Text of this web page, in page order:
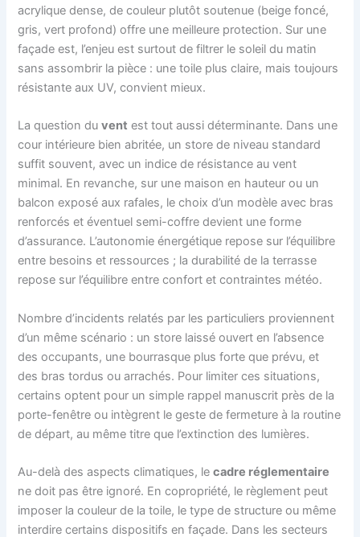
acrylique dense, de couleur plutôt soutenue (beige foncé,
gris, vert profond) offre une meilleure protection. Sur une
façade est, l’enjeu est surtout de filtrer le soleil du matin
sans assombrir la pièce : une toile plus claire, mais toujours
résistante aux UV, convient mieux.
La question duvent est tout aussi déterminante. Dans une
cour intérieure bien abritée, un store de niveau standard
suffit souvent, avec un indice de résistance au vent
minimal. En revanche, sur une maison en hauteur ou un
balcon exposé aux rafales, le choix d’un modèle avec bras
renforcés et éventuel semi-coffre devient une forme
d’assurance. L’autonomie énergétique repose sur l’équilibre
entre besoins et ressources ; la durabilité de la terrasse
repose sur l’équilibre entre confort et contraintes météo.
Nombre d’incidents relatés par les particuliers proviennent
d’un même scénario : un store laissé ouvert en l’absence
des occupants, une bourrasque plus forte que prévu, et
des bras tordus ou arrachés. Pour limiter ces situations,
certains optent pour un simple rappel manuscrit près de la
porte-fenêtre ou intègrent le geste de fermeture à la routine
de départ, au même titre que l’extinction des lumières.
Au-delà des aspects climatiques, lecadre réglementaire
ne doit pas être ignoré. En copropriété, le règlement peut
imposer la couleur de la toile, le type de structure ou même
interdire certains dispositifs en façade. Dans les secteurs